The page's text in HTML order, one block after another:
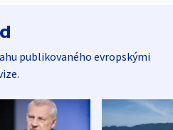
publikovaného evropskými